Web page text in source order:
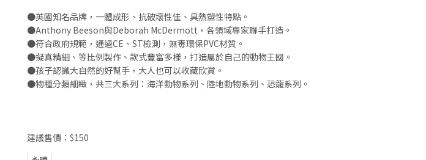
●英國知名品牌，一體成形、抗破壞性佳、具熱塑性特點。
●Anthony Beeson與Deborah McDermott，各領域專家聯手打造。
●符合政府規範，通過CE、ST檢測，無毒環保PVC材質。
●擬真精細、等比例製作、款式豐富多樣，打造屬於自己的動物王國。
●孩子認識大自然的好幫手，大人也可以收藏欣賞。
●物種分類細緻，共三大系列：海洋動物系列、陸地動物系列、恐龍系列。
建議售價：$150